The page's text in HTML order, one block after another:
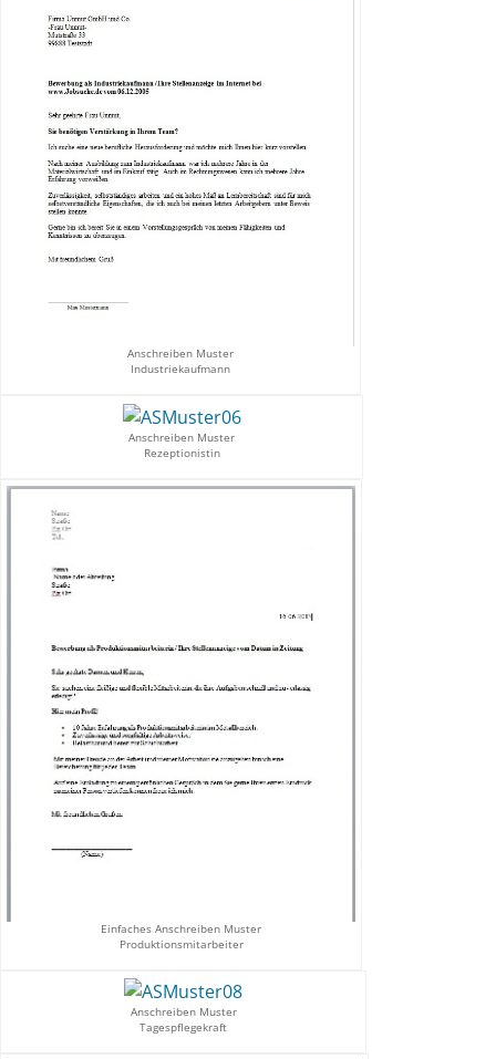
Anschreiben Muster
Industriekaufmann
Anschreiben Muster
Rezeptionistin
Einfaches Anschreiben Muster
Produktionsmitarbeiter
Anschreiben Muster
Tagespflegekraft